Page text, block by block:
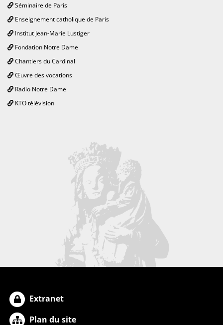
Séminaire de Paris
Enseignement catholique de Paris
Institut Jean-Marie Lustiger
Fondation Notre Dame
Chantiers du Cardinal
Œuvre des vocations
Radio Notre Dame
KTO télévision
Extranet
Plan du site